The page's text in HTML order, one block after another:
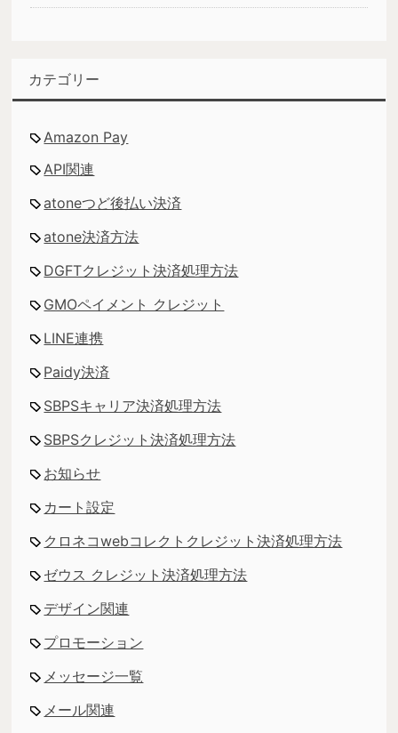
カテゴリー
Amazon Pay
API関連
atoneつど後払い決済
atone決済方法
DGFTクレジット決済処理方法
GMOペイメント クレジット
LINE連携
Paidy決済
SBPSキャリア決済処理方法
SBPSクレジット決済処理方法
お知らせ
カート設定
クロネコwebコレクトクレジット決済処理方法
ゼウス クレジット決済処理方法
デザイン関連
プロモーション
メッセージ一覧
メール関連